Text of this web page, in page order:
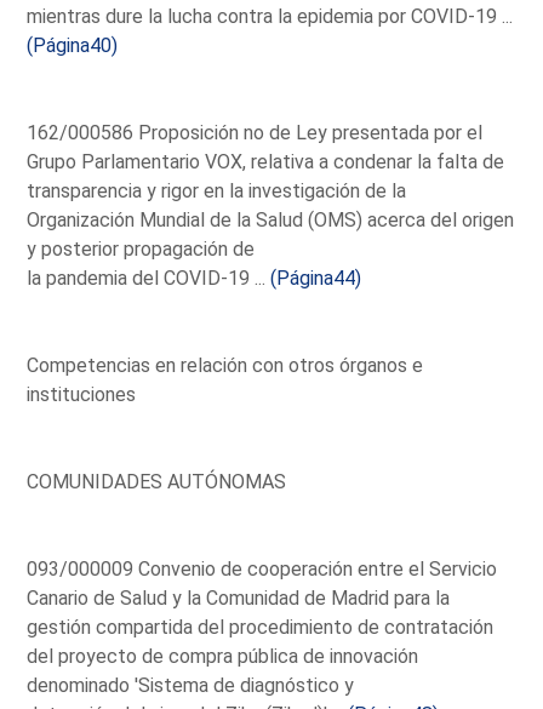
mientras dure la lucha contra la epidemia por COVID-19 ...
(Página40)
162/000586 Proposición no de Ley presentada por el
Grupo Parlamentario VOX, relativa a condenar la falta de
transparencia y rigor en la investigación de la
Organización Mundial de la Salud (OMS) acerca del origen
y posterior propagación de
la pandemia del COVID-19 ...(Página44)
Competencias en relación con otros órganos e
instituciones
COMUNIDADES AUTÓNOMAS
093/000009 Convenio de cooperación entre el Servicio
Canario de Salud y la Comunidad de Madrid para la
gestión compartida del procedimiento de contratación
del proyecto de compra pública de innovación
denominado 'Sistema de diagnóstico y